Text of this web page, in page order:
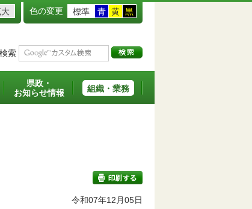
色の変更 標準 青 黄 黒
索
県政・
お知らせ情報
組織・業務
令和07年12月05日